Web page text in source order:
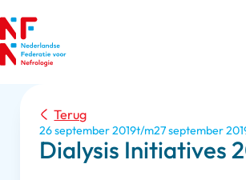
Terug
26 september 2019 27 september
Dialysis Initiatives